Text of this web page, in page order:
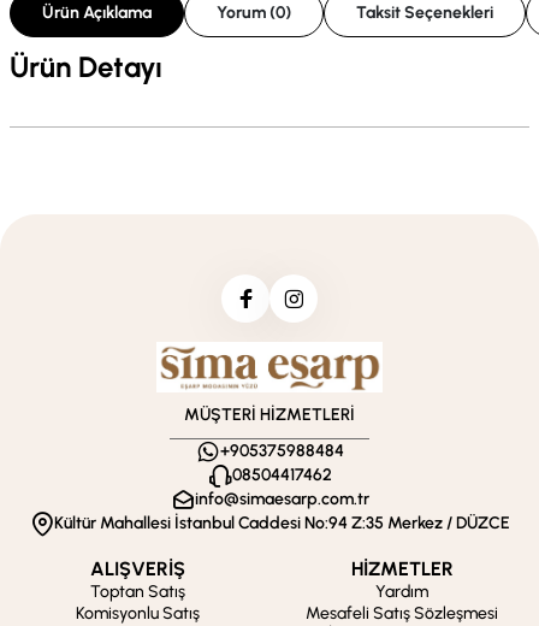
Ürün Açıklama Yorum (0) Taksit Seçenekleri
Ürün Detayı
MÜŞTERİ HİZMETLERİ
+905375988484
08504417462
info@simaesarp.com.tr
Kültür Mahallesi İstanbul Caddesi No:94 Z:35 Merkez / DÜZCE
ALIŞVERİŞ
Toptan Satış
Komisyonlu Satış
HİZMETLER
Yardım
Mesafeli Satış Sözleşmesi